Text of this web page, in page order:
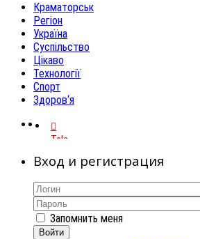
Краматорськ
Регіон
Україна
Суспільство
Цікаво
Технології
Спорт
Здоров‘я
Telegram
Вход и регистрация
Запомнить меня
Войти